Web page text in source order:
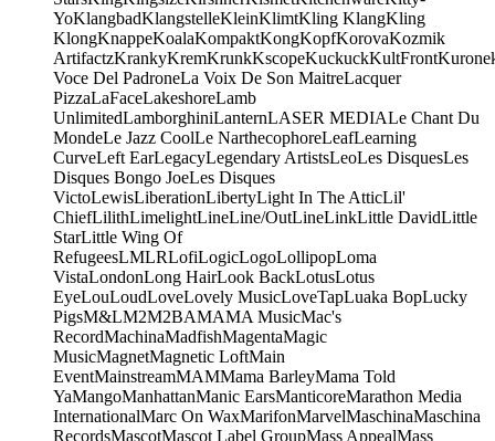
YoKlangbadKlangstelleKleinKlimtKling KlangKling
KlongKnappeKoalaKompaktKongKopfKorovaKozmik
ArtifactzKrankyKremKrunkKscopeKuckuckKultFront
Voce Del PadroneLa Voix De Son MaitreLacquer
PizzaLaFaceLakeshoreLamb
UnlimitedLamborghiniLanternLASER MEDIALe Chant Du
MondeLe Jazz CoolLe NarthecophoreLeafLearning
CurveLeft EarLegacyLegendary ArtistsLeoLes DisquesLes
Disques Bongo JoeLes Disques
VictoLewisLiberationLibertyLight In The AtticLil'
ChiefLilithLimelightLineLine/OutLineLinkLittle DavidLittle
StarLittle Wing Of
RefugeesLMLRLofiLogicLogoLollipopLoma
VistaLondonLong HairLook BackLotusLotus
EyeLouLoudLoveLovely MusicLoveTapLuaka BopLucky
PigsM&LM2M2BAMAMA MusicMac's
RecordMachinaMadfishMagentaMagic
MusicMagnetMagnetic LoftMain
EventMainstreamMAMMama BarleyMama Told
YaMangoManhattanManic EarsManticoreMarathon Media
InternationalMarc On WaxMarifonMarvelMaschinaMaschina
RecordsMascotMascot Label GroupMass AppealMass